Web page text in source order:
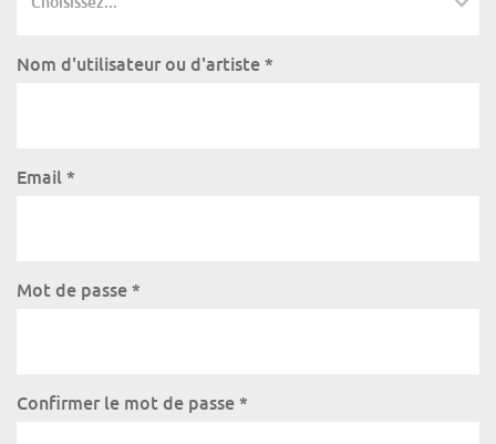
Nom d'utilisateur ou d'artiste *
Email *
Mot de passe *
Confirmer le mot de passe *